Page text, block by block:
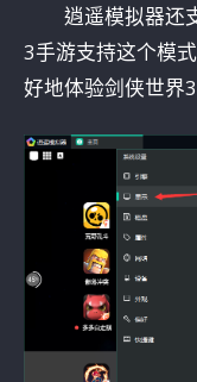
逍遥模拟器还
3手游支持这个模
好地体验剑侠世界